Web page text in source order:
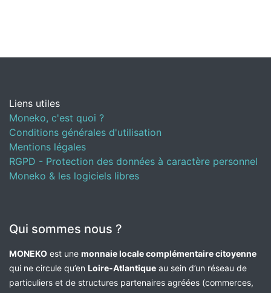
Liens utiles
Moneko, c'est quoi ?
Conditions générales d'utilisation
Mentions légales
RGPD - Protection des données à caractère personnel
Moneko & les logiciels libres
Qui sommes nous ?
MONEKO est une monnaie locale complémentaire citoyenne
qui ne circule qu’en Loire-Atlantique au sein d’un réseau de
particuliers et de structures partenaires agréées (commerces,